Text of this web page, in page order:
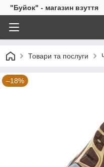
"Буйок" - магазин взуття
Товари та послуги
–18%